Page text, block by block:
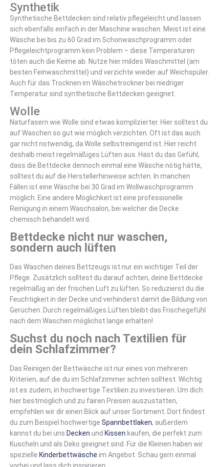
Synthetik
Synthetische Bettdecken sind relativ pflegeleicht und lassen
sich ebenfalls einfach in der Maschine waschen. Meist ist eine
Wäsche bei bis zu 60 Grad im Schonwaschprogramm oder
Pflegeleichtprogramm kein Problem – diese Temperaturen
töten auch die Keime ab. Nutze hier mildes Waschmittel (am
besten Feinwaschmittel) und verzichte wieder auf Weichspüler.
Auch für das Trocknen im Wäschetrockner bei niedriger
Temperatur sind synthetische Bettdecken geeignet.
Wolle
Naturfasern wie Wolle sind etwas komplizierter. Hier solltest du
auf Waschen so gut wie möglich verzichten. Oft ist das auch
gar nicht notwendig, da Wolle selbstreinigend ist. Hier reicht
deshalb meist regelmäßiges Lüften aus. Hast du das Gefühl,
dass die Bettdecke dennoch einmal eine Wäsche nötig hätte,
solltest du auf die Herstellerhinweise achten. In manchen
Fällen ist eine Wäsche bei 30 Grad im Wollwaschprogramm
möglich. Eine andere Möglichkeit ist eine professionelle
Reinigung in einem Waschsalon, bei welcher die Decke
chemisch behandelt wird.
Bettdecke nicht nur waschen,
sondern auch lüften
Das Waschen deines Bettzeugs ist nur ein wichtiger Teil der
Pflege. Zusätzlich solltest du darauf achten, deine Bettdecke
regelmäßig an der frischen Luft zu lüften. So reduzierst du die
Feuchtigkeit in der Decke und verhinderst damit die Bildung von
Gerüchen. Durch regelmäßiges Lüften bleibt das Frischegefühl
nach dem Waschen möglichst lange erhalten!
Suchst du noch nach Textilien für
dein Schlafzimmer?
Das Reinigen der Bettwäsche ist nur eines von mehreren
Kriterien, auf die du im Schlafzimmer achten solltest. Wichtig
ist es zudem, in hochwertige Textilien zu investieren. Um dich
hier bestmöglich und zu fairen Preisen auszustatten,
empfehlen wir dir einen Blick auf unser Sortiment. Dort findest
du zum Beispiel hochwertige Spannbettlaken, außerdem
kannst du bei uns Decken und Kissen kaufen, die perfekt zum
Kuscheln und als Deko geeignet sind. Für die Kleinen haben wir
spezielle Kinderbettwäsche im Angebot. Schau gern einmal